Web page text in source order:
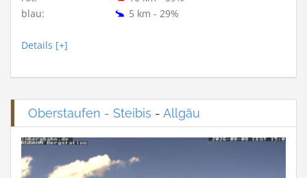
blau:
5 km - 29%
Details [+]
Oberstaufen - Steibis - Allgäu